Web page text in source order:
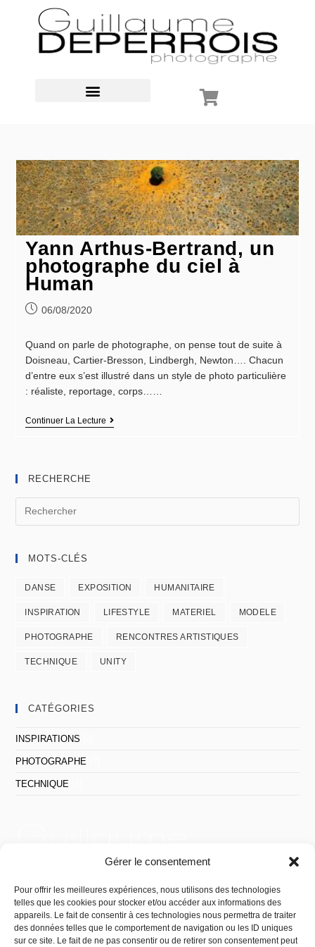
Gérer le consentement
Pour offrir les meilleures expériences, nous utilisons des technologies
telles que les cookies pour stocker et/ou accéder aux informations des
appareils. Le fait de consentir à ces technologies nous permettra de traiter
des données telles que le comportement de navigation ou les ID uniques
sur ce site. Le fait de ne pas consentir ou de retirer son consentement peut
Yann Arthus-Bertrand, un
photographe du ciel à
Human
06/08/2020
Quand on parle de photographe, on pense tout de suite à
Doisneau, Cartier-Bresson, Lindbergh, Newton…. Chacun
d’entre eux s’est illustré dans un style de photo particulière
: réaliste, reportage, corps……
Continuer La Lecture
RECHERCHE
MOTS-CLÉS
DANSE EXPOSITION HUMANITAIRE
INSPIRATION LIFESTYLE MATERIEL MODELE
PHOTOGRAPHE RENCONTRES ARTISTIQUES
TECHNIQUE UNITY
CATÉGORIES
INSPIRATIONS
PHOTOGRAPHE
TECHNIQUE
Photographeinstitutionnel, lifestyle, de mariage, de spectacle,…
à Montpellier , région de Montpellier et Occitanie.